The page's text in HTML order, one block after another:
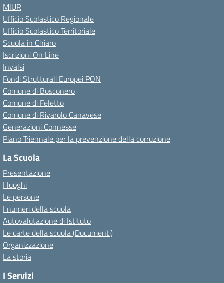
MIUR
Ufficio Scolastico Regionale
Ufficio Scolastico Territoriale
Scuola in Chiaro
Iscrizioni On Line
Invalsi
Fondi Strutturali Europei PON
Comune di Bosconero
Comune di Feletto
Comune di Rivarolo Canavese
Generazioni Connesse
Piano Triennale per la prevenzione della corruzione
La Scuola
Presentazione
I luoghi
Le persone
I numeri della scuola
Autovalutazione di Istituto
Le carte della scuola (Documenti)
Organizzazione
La storia
I Servizi